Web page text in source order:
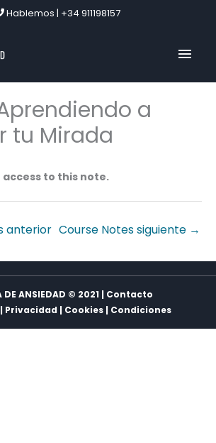
Hablemos | +34 911198157
a
tu Mirada
access to this note.
anterior Course Notes siguiente →
DE ANSIEDAD © 2021 | Contacto
| Privacidad | Cookies| Condiciones